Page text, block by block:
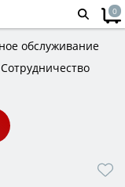
0
обслуживание
Сотрудничество